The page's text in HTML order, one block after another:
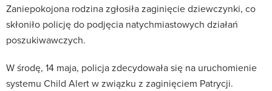
Zaniepokojona rodzina zgłosiła zaginięcie dziewczynki, co
skłoniło policję do podjęcia natychmiastowych działań
poszukiwawczych.
W środę, 14 maja, policja zdecydowała się na uruchomienie
systemu Child Alert w związku z zaginięciem Patrycji.